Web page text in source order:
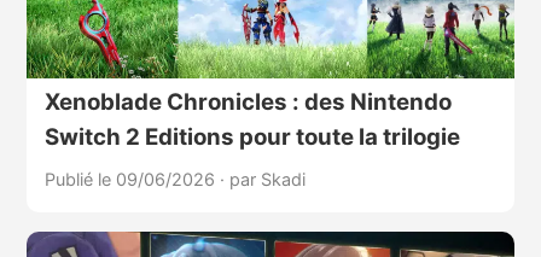
Xenoblade Chronicles : des Nintendo
Switch 2 Editions pour toute la trilogie
Publié le 09/06/2026 · par Skadi